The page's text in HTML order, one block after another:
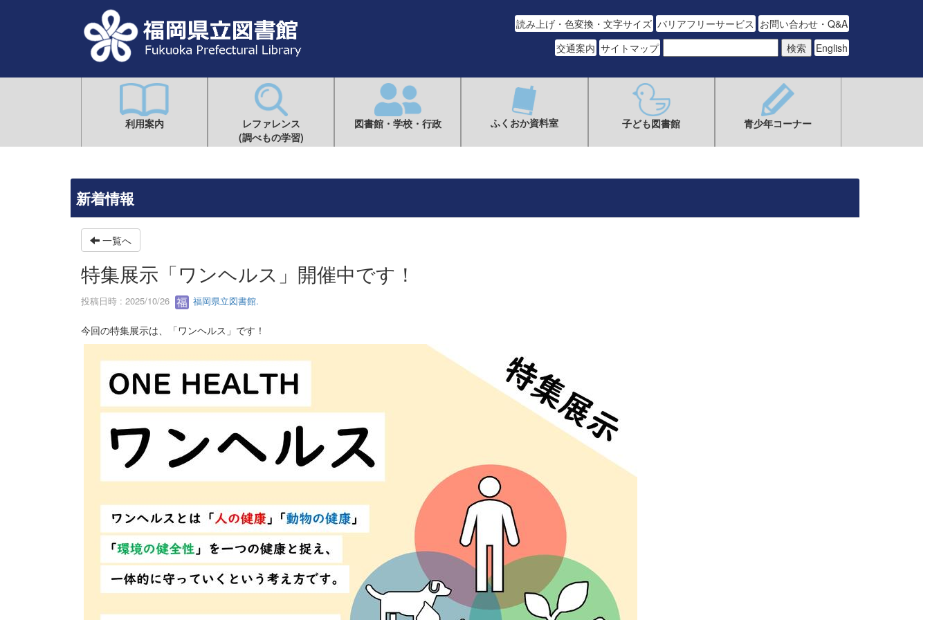
読み上げ・色変換・文字サイズ バリアフリーサービス お問い合わせ・Q&A
交通案内 サイトマップ English
利用案内
レファレンス
(調べもの学習)
図書館・学校・行政 ふくおか資料室 子ども図書館 青少年コーナー
新着情報
一覧へ
特集展示「ワンヘルス」開催中です！
投稿日時 : 2025/10/26 福岡県立図書館.
今回の特集展示は、「ワンヘルス」です！